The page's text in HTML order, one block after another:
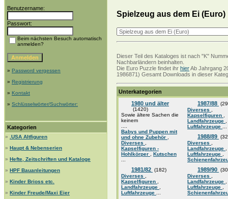
Benutzername:
Passwort:
Beim nächsten Besuch automatisch
anmelden?
» Password vergessen
» Registrierung
» Kontakt
» Schlüsselwörter/Suchwörter:
Kategorien
»
.USA Altfiguren
» Haupt & Nebenserien
» Hefte, Zeitschriften und Kataloge
» HPF Bauanleitungen
» Kinder Brioss etc.
» Kinder Freude/Maxi Eier
Spielzeug aus dem Ei (Euro)
Dieser Teil des Kataloges ist nach "K"
Nachbarländern beinhalten.
Die Euro Puzzle findet ihr hierAb Jahrgang
1986871) Gesamt Downloads in dieser
Unterkategorien
1980 und älter
(1420)
Sowie ältere Sachen die
keinem
Babys und Puppen mit
und ohne Zubehör
Diverses
Kapselfiguren -
Hohlkörper
Kutschen
1981/82 (182)
Diverses
Kapselfiguren
Landfahrzeuge
Luftfahrzeuge
1987/88
Diverses
Kapselfiguren
Landfahrzeuge
Luftfahrzeuge
1988/89
Diverses
Landfahrzeuge
Luftfahrzeuge
1989/90
Diverses
Landfahrzeuge
Luftfahrzeuge